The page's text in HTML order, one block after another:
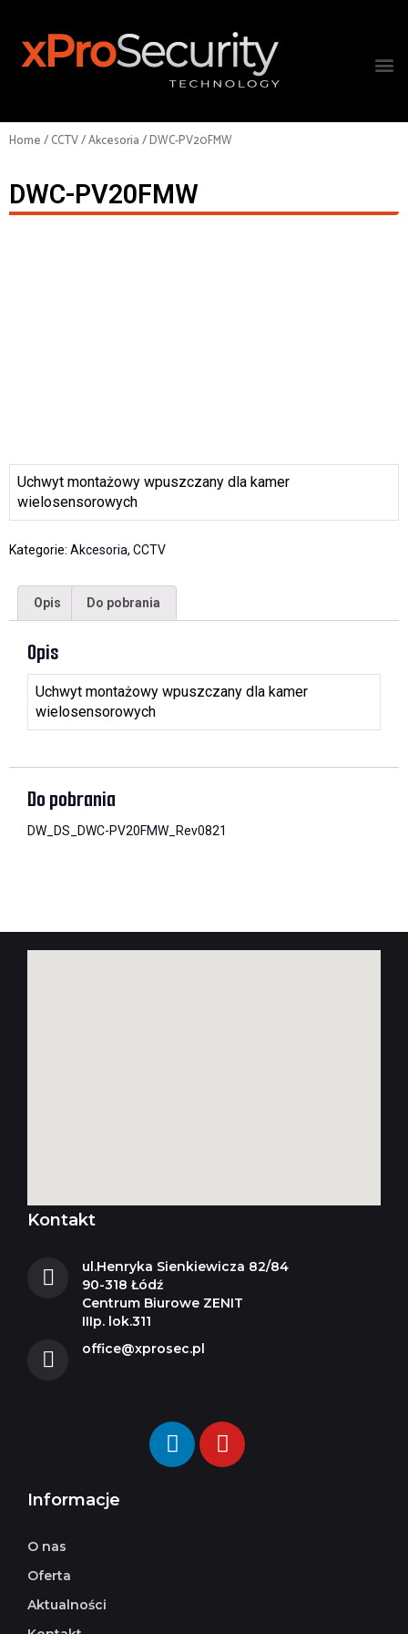
Home/CCTV/Akcesoria/ DWC-PV20FMW
DWC-PV20FMW
Uchwyt montażowy wpuszczany dla kamer
wielosensorowych
Kategorie: Akcesoria, CCTV
Opis Do pobrania
Opis
Uchwyt montażowy wpuszczany dla kamer
wielosensorowych
Do pobrania
DW_DS_DWC-PV20FMW_Rev0821
Kontakt
ul.Henryka Sienkiewicza 82/84
90-318 Łódź
Centrum Biurowe ZENIT
IIIp. lok.311
office@xprosec.pl
Informacje
O nas
Oferta
Aktualności